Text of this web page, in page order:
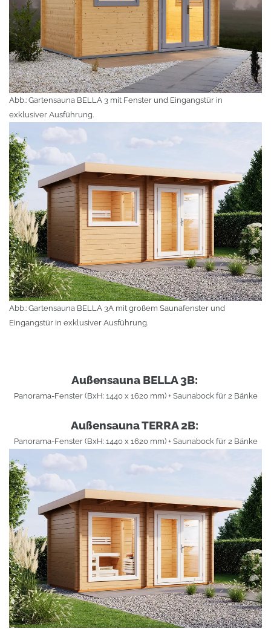
Abb.: Gartensauna BELLA 3 mit Fenster und Eingangstür in
exklusiver Ausführung.
Abb.: Gartensauna BELLA 3A mit großem Saunafenster und
Eingangstür in exklusiver Ausführung.
Außensauna BELLA 3B:
Panorama-Fenster (BxH: 1440 x 1620 mm) + Saunabock für 2 Bänke
Außensauna TERRA 2B:
Panorama-Fenster (BxH: 1440 x 1620 mm) + Saunabock für 2 Bänke